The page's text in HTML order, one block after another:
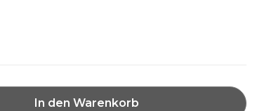
In den Warenkorb